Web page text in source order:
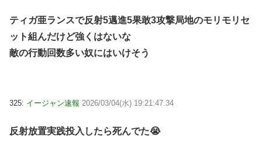
ティガ亜ランスで反射5邁進5果敢3攻撃局地のモリモリセ
ット組んだけど強くはないな
敵の行動回数多い奴にはいけそう
325: イージャン速報 2026/03/04(水) 19:21:47.34
反射放置実践投入したら死んでた😭